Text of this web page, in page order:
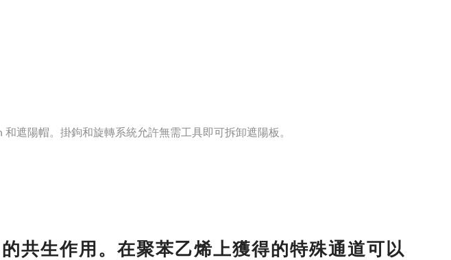
遮陽帽。掛鉤和旋轉系統允許無需工具即可拆卸遮陽板。
共生作用。在聚苯乙烯上獲得的特殊通道可以